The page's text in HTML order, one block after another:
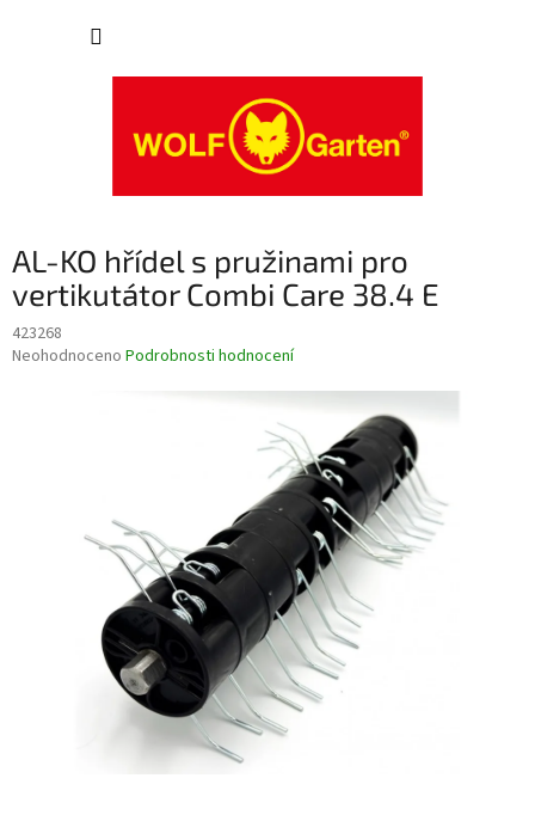
AL-KO hřídel s pružinami pro
vertikutátor Combi Care 38.4 E
423268
Průměrné
Neohodnoceno Podrobnosti hodnocení